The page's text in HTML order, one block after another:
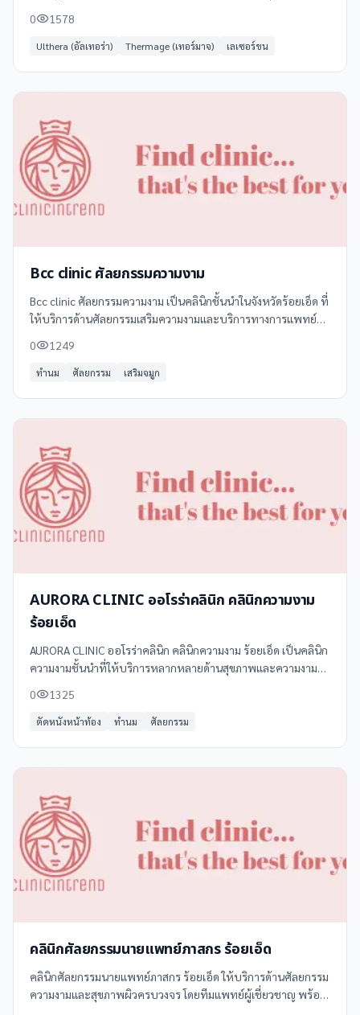
0 1578
Ulthera (อัลเทอร่า) Thermage (เทอร์มาจ) เลเซอร์ขน
Bcc clinic ศัลยกรรมความงาม
Bcc clinic ศัลยกรรมความงาม เป็นคลินิกชั้นนำในจังหวัดร้อยเอ็ด ที่
ให้บริการด้านศัลยกรรมเสริมความงามและบริการทางการแพทย์
สมัย
0 1249
ทำนม ศัลยกรรม เสริมจมูก
AURORA CLINIC ออโรร่าคลินิก คลินิกความงาม
ร้อยเอ็ด
AURORA CLINIC ออโรร่าคลินิก คลินิกความงาม ร้อยเอ็ด เป็นคลินิก
ความงามชั้นนำที่ให้บริการหลากหลายด้านสุขภาพและความงาม
0 1325
ตัดหนังหน้าท้อง ทำนม ศัลยกรรม
คลินิกศัลยกรรมนายแพทย์ภาสกร ร้อยเอ็ด
คลินิกศัลยกรรมนายแพทย์ภาสกร ร้อยเอ็ด ให้บริการด้านศัลยกรรม
ความงามและสุขภาพผิวครบวงจร โดยทีมแพทย์ผู้เชี่ยวชาญ พร้อม